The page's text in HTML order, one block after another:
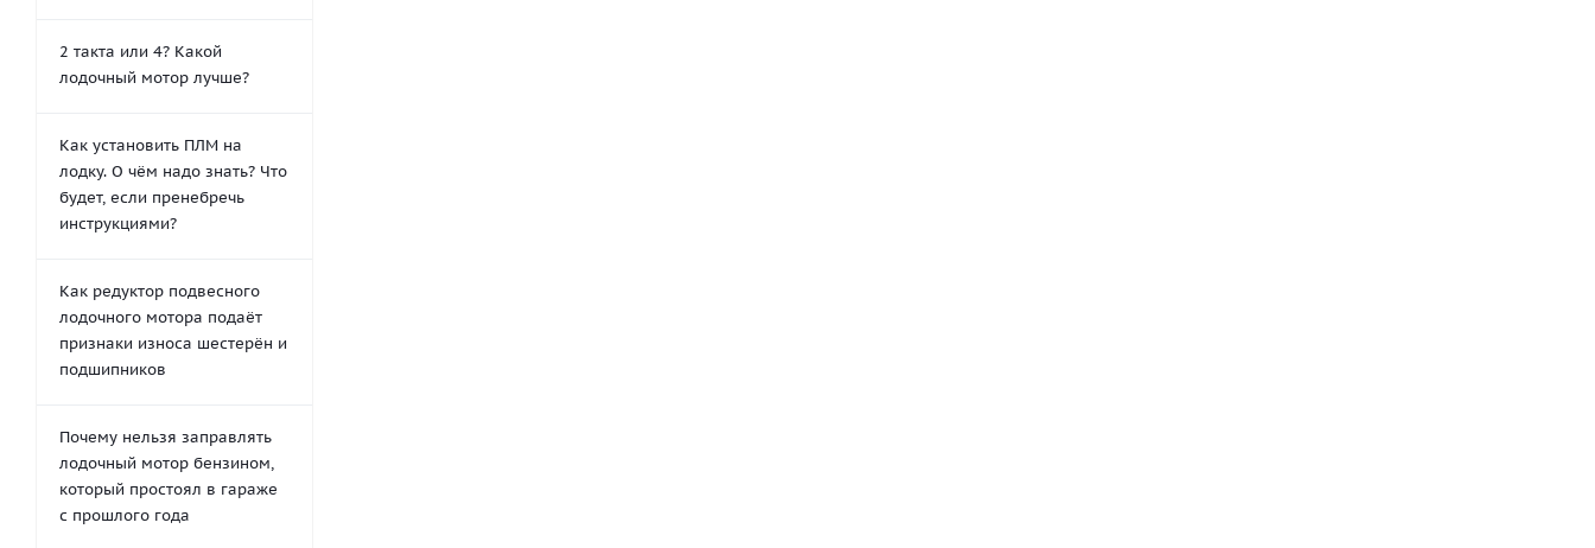
2 такта или 4? Какой
лодочный мотор лучше?
Как установить ПЛМ на
лодку. О чём надо знать? Что
будет, если пренебречь
инструкциями?
Как редуктор подвесного
лодочного мотора подаёт
признаки износа шестерён и
подшипников
Почему нельзя заправлять
лодочный мотор бензином,
который простоял в гараже
с прошлого года